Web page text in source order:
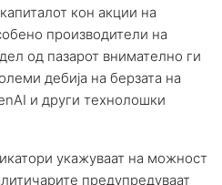
кон акции на
производители на
од пазарот внимателно ги
дебија на берзата на
и други технолошки
укажуваат на можност
предупредуваат